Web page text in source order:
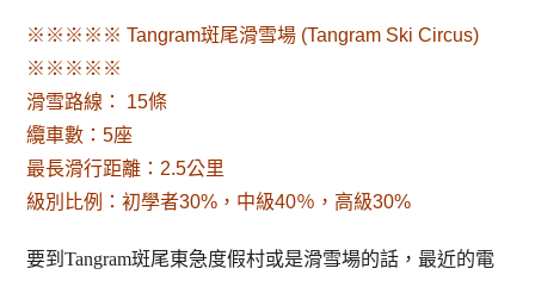
※※※※※ Tangram斑尾滑雪場 (Tangram Ski Circus)
※※※※※
滑雪路線： 15條
纜車數：5座
最長滑行距離：2.5公里
級別比例：初學者30%，中級40％，高級30%
要到Tangram斑尾東急度假村或是滑雪場的話，最近的電